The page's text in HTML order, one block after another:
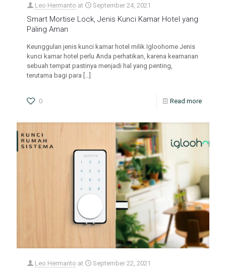
Leo Hermanto at September 24, 2021
Smart Mortise Lock, Jenis Kunci Kamar Hotel yang
Paling Aman
Keunggulan jenis kunci kamar hotel milik Igloohome Jenis
kunci kamar hotel perlu Anda perhatikan, karena keamanan
sebuah tempat pastinya menjadi hal yang penting,
terutama bagi para […]
0 Read more
Leo Hermanto at September 22, 2021